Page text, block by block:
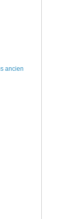
ancien